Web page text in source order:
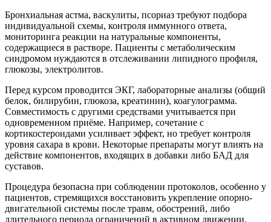
Бронхиальная астма, васкулиты, псориаз требуют подбора
индивидуальной схемы, контроля иммунного ответа,
мониторинга реакции на натуральные компоненты,
содержащиеся в растворе. Пациенты с метаболическим
синдромом нуждаются в отслеживании липидного профиля,
глюкозы, электролитов.
Перед курсом проводится ЭКГ, лабораторные анализы (общий
белок, билирубин, глюкоза, креатинин), коагулограмма.
Совместимость с другими средствами учитывается при
одновременном приёме. Например, сочетание с
кортикостероидами усиливает эффект, но требует контроля
уровня сахара в крови. Некоторые препараты могут влиять на
действие компонентов, входящих в добавки либо БАД для
суставов.
Процедура безопасна при соблюдении протоколов, особенно у
пациентов, стремящихся восстановить укрепление опорно-
двигательной системы после травм, обострений, либо
длительного периода ограничений в активном движении.